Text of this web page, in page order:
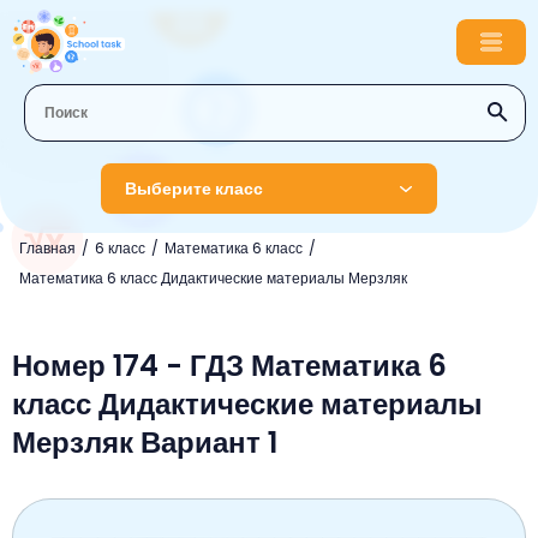
Выберите класс
Главная 6 класс
Математика 6 класс
Математика 6 класс Дидактические материалы Мерзляк
1 класс
Русский язык
Литературное чтение
Окружающий мир
Математика
Математика
Английский язык
Информатика
Литературное чтение
3 класс
Музыка
Окружающий мир
4 класс
5 класс
Номер 174 - ГДЗ Математика 6
класс Дидактические материалы
Мерзляк Вариант 1